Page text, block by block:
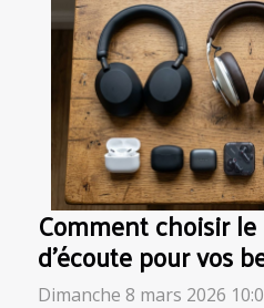
Comment choisir
d'écoute pour vos
Dimanche 8 mars 2026